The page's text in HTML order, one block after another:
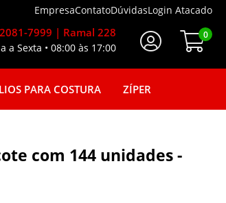
EmpresaContatoDúvidasLogin Atacado
0
7999 | Ramal 228
a Sexta • 08:00 às 17:00
PARA COSTURA ZÍPER
com 144 unidades -